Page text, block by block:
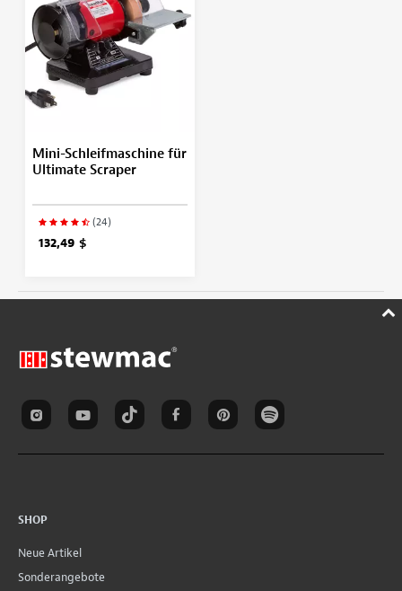
Mini-Schleifmaschine für
Ultimate Scraper
(24)
132,49 $
SHOP
Neue Artikel
Sonderangebote